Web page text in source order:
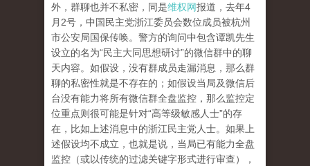
外，群聊也并不私密，同是维权网报道，去年4
月2号，中国民主党浙江委员会数位成员被杭州
市公安局国保传唤。警方的询问中包含谭凯先生
设立的名为“民主大同思想研讨”的微信群中的聊
天内容。如假设，没有群成员走漏消息，那么群
聊的私密性就是不存在的；如假设当局及微信后
台没有能力将所有微信群全盘监控，那么监控定
位重点则很可能是针对“高等级敏感人士”的存
在，比如上述消息中的浙江民主党人士。如果上
述假设均不成立，也就是说，当局已有能力全盘
监控（或以传统的过滤关键字形式进行审查），